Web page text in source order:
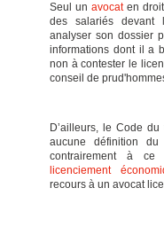
Seul un avocaten droit
des salariés devant
analyser son dossier
informations dont il a
non à contester le
conseil de
D’ailleurs, le Code
aucune définition du
contrairement à
licenciement
recours à un avocat